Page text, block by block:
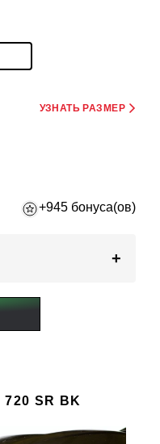
УЗНАТЬ РАЗМЕР
+945 бонуса(ов)
+
SR BK